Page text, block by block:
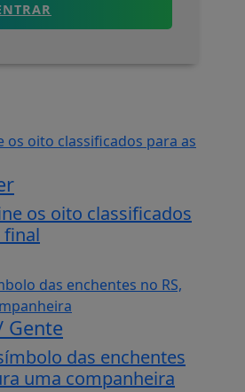
os oito classificados
final
Gente
das enchentes
uma companheira